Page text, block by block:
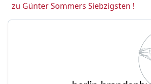
zu Günter Sommers Siebzigsten !